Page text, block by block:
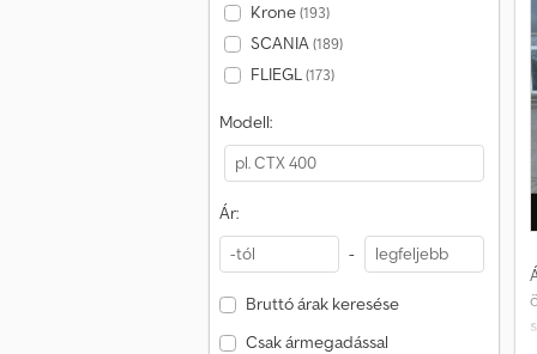
Krone(193)
SCANIA(189)
FLIEGL(173)
Modell:
Ár:
-
Bruttó árak keresése
Csak ármegadással